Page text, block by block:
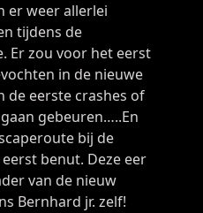
er weer allerlei
tijdens de
Er zou voor het eerst
in de nieuwe
de eerste crashes of
gebeuren…..En
bij de
benut. Deze eer
van de nieuw
Bernhard jr. zelf!